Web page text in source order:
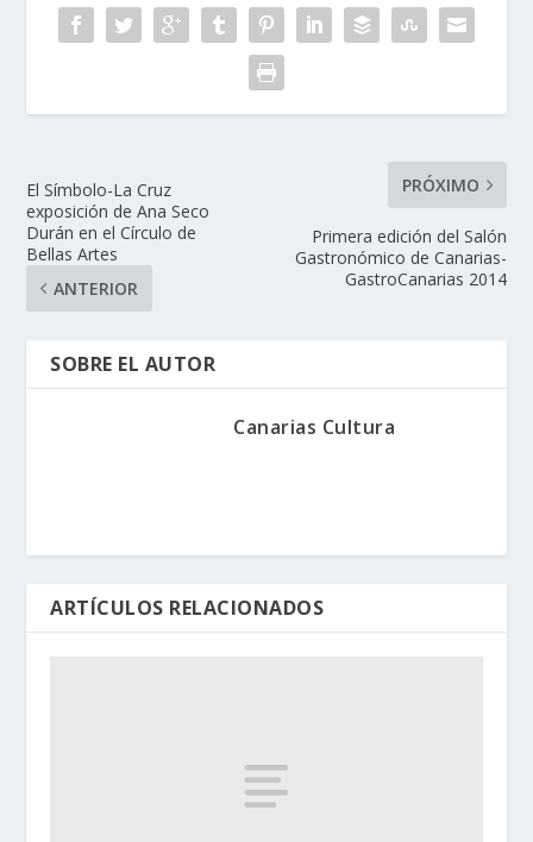
El Símbolo-La Cruz
exposición de Ana Seco
Durán en el Círculo de
Bellas Artes
ANTERIOR
PRÓXIMO
Primera edición del Salón
Gastronómico de Canarias-
GastroCanarias 2014
SOBRE EL AUTOR
Canarias Cultura
ARTÍCULOS RELACIONADOS